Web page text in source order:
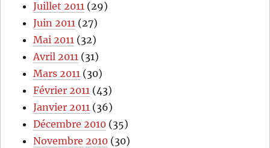
Juillet 2011 (29)
Juin 2011 (27)
Mai 2011 (32)
Avril 2011 (31)
Mars 2011 (30)
Février 2011 (43)
Janvier 2011 (36)
Décembre 2010 (35)
Novembre 2010 (30)